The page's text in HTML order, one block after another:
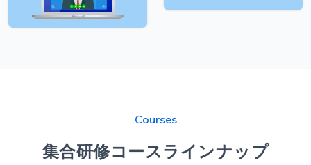
Courses
集合研修コースラインナップ